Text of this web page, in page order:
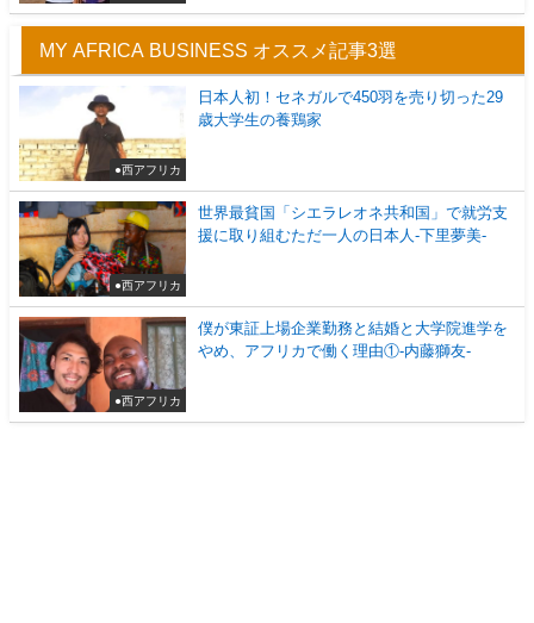
MY AFRICA BUSINESS オススメ記事3選
●西アフリカ
日本人初！セネガルで450羽を売り切った29
歳大学生の養鶏家
●西アフリカ
世界最貧国「シエラレオネ共和国」で就労支
援に取り組むただ一人の日本人-下里夢美-
●西アフリカ
僕が東証上場企業勤務と結婚と大学院進学を
やめ、アフリカで働く理由①-内藤獅友-